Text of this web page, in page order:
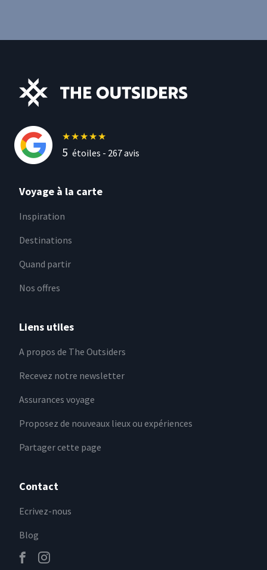
★★★★★
5 étoiles - 267avis
Voyage à la carte
Inspiration
Destinations
Quand partir
Nos offres
Liens utiles
A propos de The Outsiders
Recevez notre newsletter
Assurances voyage
Proposez de nouveaux lieux ou expériences
Partager cette page
Contact
Ecrivez-nous
Blog